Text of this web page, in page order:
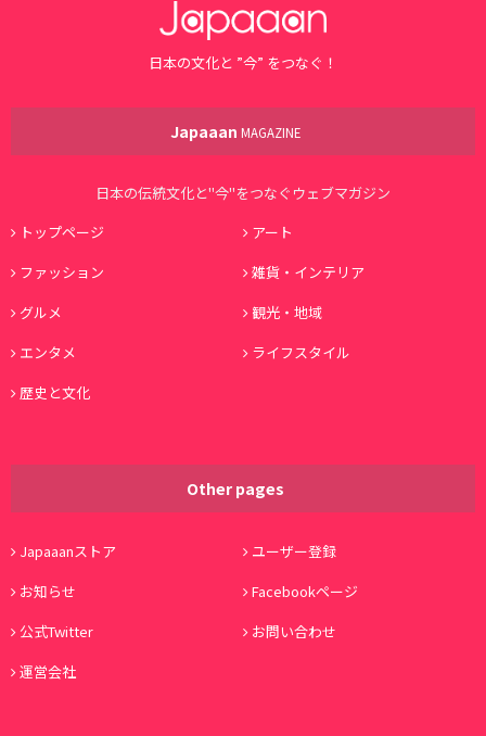
日本の文化と ”今” をつなぐ！
Japaaan MAGAZINE
日本の伝統文化と"今"をつなぐウェブマガジン
トップページ
アート
ファッション
雑貨・インテリア
グルメ
観光・地域
エンタメ
ライフスタイル
歴史と文化
Other pages
Japaaanストア
ユーザー登録
お知らせ
Facebookページ
公式Twitter
お問い合わせ
運営会社